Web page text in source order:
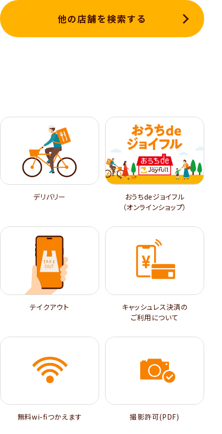
他の店舗を検索する
デリバリー
おうちdeジョイフル
（オンラインショップ）
テイクアウト
キャッシュレス決済の
ご利用について
無料wi-ﬁつかえます 撮影許可(PDF)